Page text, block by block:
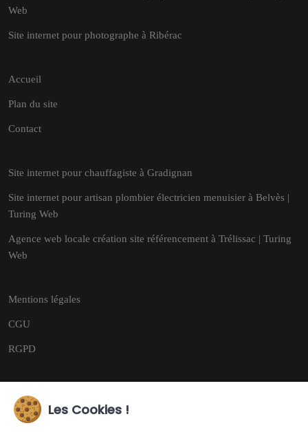
Web
Site internet pour photographe à Ribérac
Accueil
Plan du site
Contact
Site internet pour chauffagiste à Gradignan
Site internet pour artisan plombier électricien menuisier à Belvès |
Turing Web
Agence web locale création site référencement à Trélissac | Turing
Web
Mentions légales
CGU
RGPD
Les Cookies !